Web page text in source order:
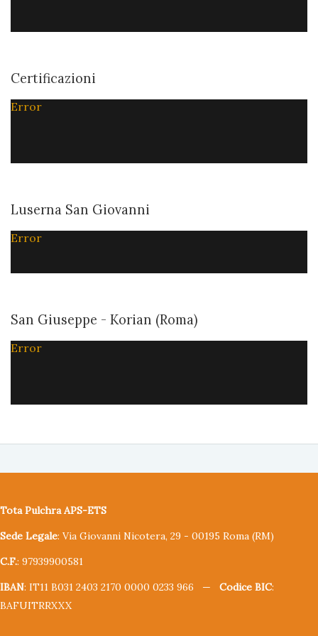
Certificazioni
Error
Luserna San Giovanni
Error
San Giuseppe - Korian (Roma)
Error
Tota Pulchra APS-ETS
Sede Legale: Via Giovanni Nicotera, 29 - 00195 Roma (RM)
C.F.: 97939900581
IBAN: IT11 B031 2403 2170 0000 0233 966 — Codice BIC:
BAFUITRRXXX